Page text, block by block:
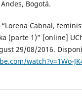
Bogotá.
“Lorena Cabnal,
(parte 1)” [online]
29/08/2016.
watch?v=1Wo-